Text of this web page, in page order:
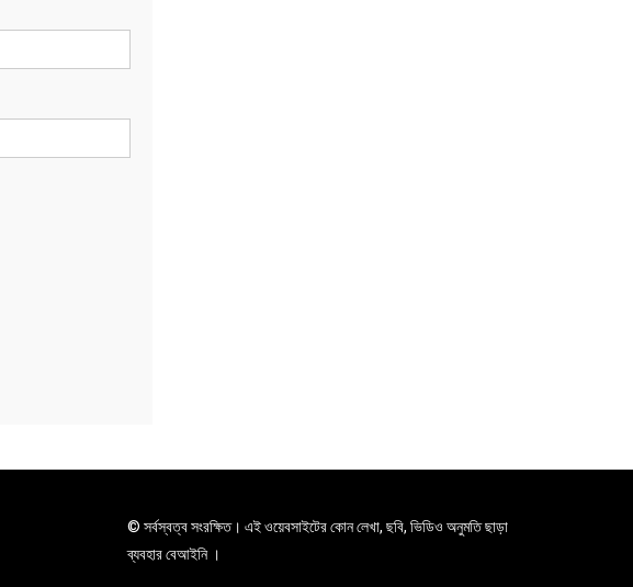
© সর্বস্বত্ব সংরক্ষিত। এই ওয়েবসাইটের কোন লেখা, ছবি, ভিডিও অনুমতি ছাড়া
ব্যবহার বেআইনি ।